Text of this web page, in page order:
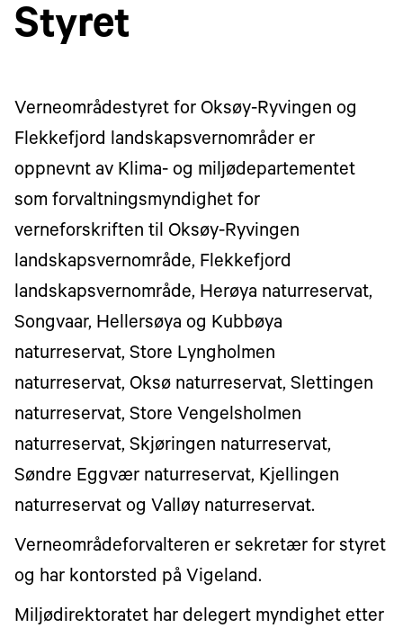
Styret
Verneområdestyret for Oksøy-Ryvingen og
Flekkefjord landskapsvernområder er
oppnevnt av Klima- og miljødepartementet
som forvaltningsmyndighet for
verneforskriften til Oksøy-Ryvingen
landskapsvernområde, Flekkefjord
landskapsvernområde, Herøya naturreservat,
Songvaar, Hellersøya og Kubbøya
naturreservat, Store Lyngholmen
naturreservat, Oksø naturreservat, Slettingen
naturreservat, Store Vengelsholmen
naturreservat, Skjøringen naturreservat,
Søndre Eggvær naturreservat, Kjellingen
naturreservat og Valløy naturreservat.
Verneområdeforvalteren er sekretær for styret
og har kontorsted på Vigeland.
Miljødirektoratet har delegert myndighet etter